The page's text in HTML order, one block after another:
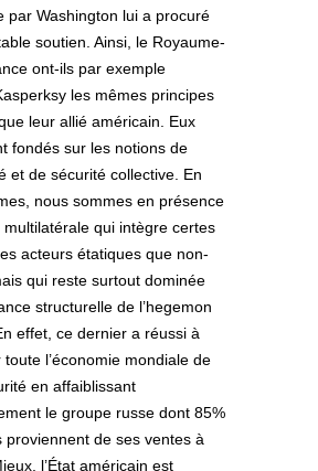
par Washington lui a procuré
soutien. Ainsi, le Royaume-
ont-ils par exemple
les mêmes principes
leur allié américain. Eux
fondés sur les notions de
et de sécurité collective. En
nous sommes en présence
multilatérale qui intègre certes
acteurs étatiques que non-
qui reste surtout dominée
structurelle de l’hegemon
effet, ce dernier a réussi à
l’économie mondiale de
en affaiblissant
le groupe russe dont 85%
proviennent de ses ventes à
l’État américain est